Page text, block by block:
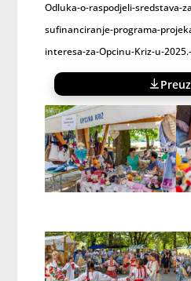
Odluka-o-raspodjeli-sredstava-
sufinanciranje-programa-
interesa-za-Opcinu-Kriz-u-